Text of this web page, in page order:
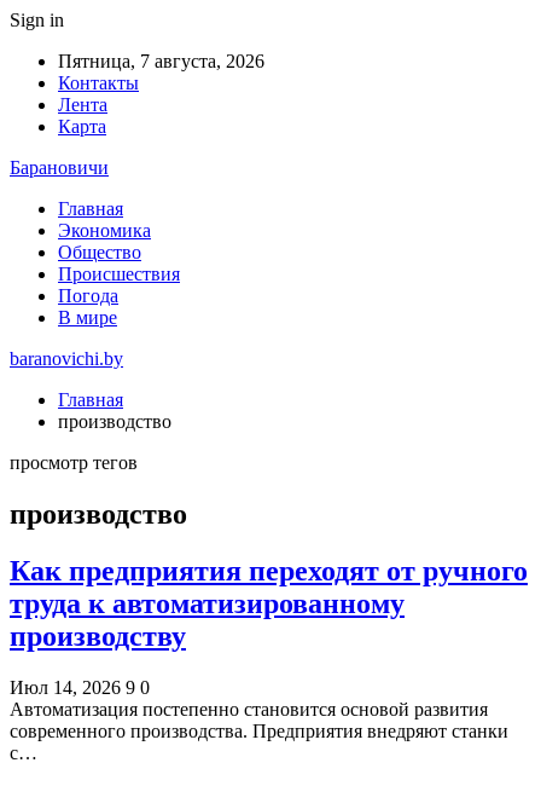
Sign in
Пятница, 7 августа, 2026
Контакты
Лента
Карта
Барановичи
Главная
Экономика
Общество
Происшествия
Погода
В мире
baranovichi.by
Главная
производство
просмотр тегов
производство
Как предприятия переходят от ручного
труда к автоматизированному
производству
Июл 14, 2026 9 0
Автоматизация постепенно становится основой развития
современного производства. Предприятия внедряют станки
с…